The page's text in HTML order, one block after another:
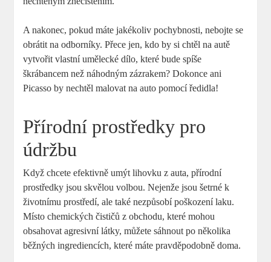
A nakonec, pokud máte jakékoliv pochybnosti, nebojte se
obrátit na odborníky. Přece jen, kdo by si chtěl na autě
vytvořit vlastní umělecké dílo, které bude spíše
škrábancem než náhodným zázrakem? Dokonce ani
Picasso by nechtěl malovat na auto pomocí ředidla!
Přírodní prostředky pro
údržbu
Když chcete efektivně umýt lihovku z auta, přírodní
prostředky jsou skvělou volbou. Nejenže jsou šetrné k
životnímu prostředí, ale také nezpůsobí poškození laku.
Místo chemických čističů z obchodu, které mohou
obsahovat agresivní látky, můžete sáhnout po několika
běžných ingrediencích, které máte pravděpodobně doma.